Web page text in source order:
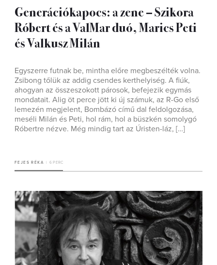
Generációkapocs: a zene – Szikora
Róbert és a ValMar duó, Marics Peti
és Valkusz Milán
Egyszerre futnak be, mintha előre megbeszélték volna.
Zsibong tőlük az addig csendes kerthelyiség. A fiúk,
ahogyan az összeszokott párosok, befejezik egymás
mondatait. Alig öt perce jött ki új számuk, az R-Go első
lemezén megjelent, Bombázó című dal feldolgozása,
meséli Milán és Peti, hol rám, hol a büszkén somolygó
Róbertre nézve. Még mindig tart az Úristen-láz, […]
FEJES RÉKA 6 PERC